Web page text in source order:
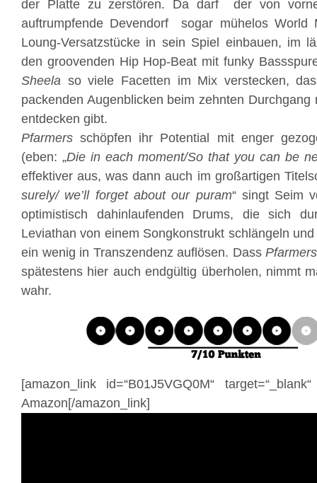
der Platte zu zerstören. Da darf der von
auftrumpfende Devendorf sogar mühelos World
Loung-Versatzstücke in sein Spiel einbauen, im
den groovenden Hip Hop-Beat mit funky
Sheela so viele Facetten im Mix verstecken,
packenden Augenblicken beim zehnten Durchgang
entdecken gibt.
Pfarmers schöpfen ihr Potential mit enger
(eben: „Die in each moment/So that you can be
effektiver aus, was dann auch im großartigen
surely/ we’ll forget about our puram“ singt Seim
optimistisch dahinlaufenden Drums, die sich
Leviathan von einem Songkonstrukt schlängeln
ein wenig in Transzendenz auflösen. Dass
spätestens hier auch endgültig überholen, nimmt
wahr.
[amazon_link id=“B01J5VGQ0M“
Amazon[/amazon_link]